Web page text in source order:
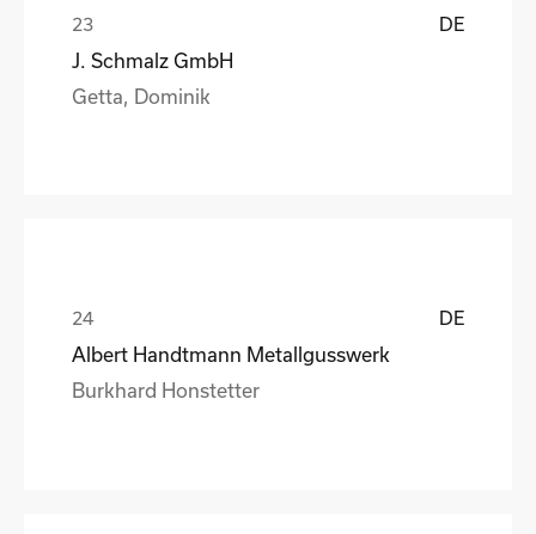
DE
J. Schmalz GmbH
Getta, Dominik
DE
Albert Handtmann Metallgusswerk
Burkhard Honstetter